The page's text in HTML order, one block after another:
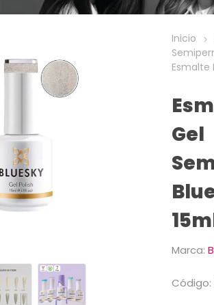
Inicio
Esmalte
Gel
Marca:
Código: